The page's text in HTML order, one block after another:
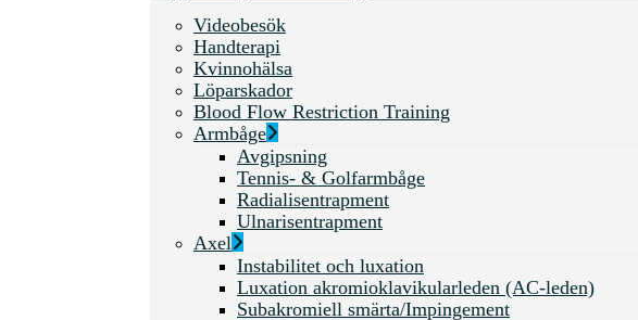
Videobesök
Handterapi
Kvinnohälsa
Löparskador
Blood Flow Restriction Training
Armbåge
Avgipsning
Tennis- & Golfarmbåge
Radialisentrapment
Ulnarisentrapment
Axel
Instabilitet och luxation
Luxation akromioklavikularleden (AC-leden)
Subakromiell smärta/Impingement